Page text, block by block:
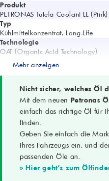
Produkt
PETRONAS Tutela Coolant LL (Pink)
Typ
Kühlmittelkonzentrat, Long-Life
Technologie
OAT (Organic Acid Technology)
Basis
Monoethylenglykol (MEG)
Frei von
Nitrit, Borat, Phosphat, Silikat,
Dichte (15 °C)
1,123 g/cm³ (ASTM D1122)
pH (50 % in DI-Wasser)
8,5 (ASTM D1287)
Reservealkalinität
14,5 ml (ASTM D1121)
Siedepunkt (Konzentrat)
Mehr anzeigen
Nicht sicher, welches Öl
Mit dem neuen Petronas
einfach das richtige Öl für
finden.
Geben Sie einfach die
Ihres Fahrzeugs ein, und
passenden Öle an.
» Hier geht's zum